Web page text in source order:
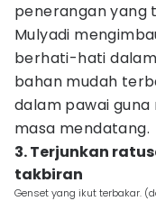
penerangan yang
Mulyadi
berhati-hati
bahan mudah
dalam pawai guna
masa mendatang.
3. Terjunkan
takbiran
Genset yang ikut terbakar.